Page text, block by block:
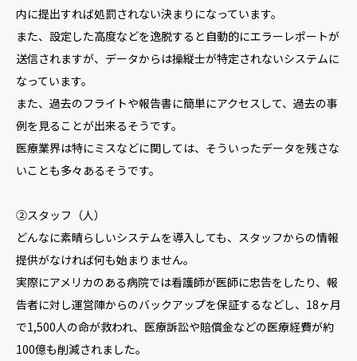
内に提出すれば処罰されない決まりになっています。
また、設定した高度などを逸脱すると自動的にエラーレポートが
送信されますが、データからは操縦士が特定されないシステムに
なっています。
また、過去のフライトや報告書に簡単にアクセスして、過去の事
例を見ることが出来るそうです。
医療業界は特にミスなどに関しては、そういったデータを残さな
いことも多々あるそうです。
②スタッフ（人）
どんなに素晴らしいシステムを導入しても、スタッフからの情報
提供がなければ何も始まりません。
実際にアメリカのある病院では看護師が医師に忠告をしたり、報
告者に対し運営陣からのバックアップを保証するなどし、18ヶ月
で1,500人の命が救われ、医療訴訟や賠償金などの医療経費が約
100億も削減されました。